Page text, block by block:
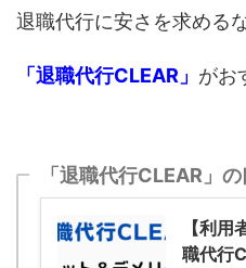
退職代行に安さを求めるな
「退職代行CLEAR」 がお
「退職代行CLEAR」
【利
職代行